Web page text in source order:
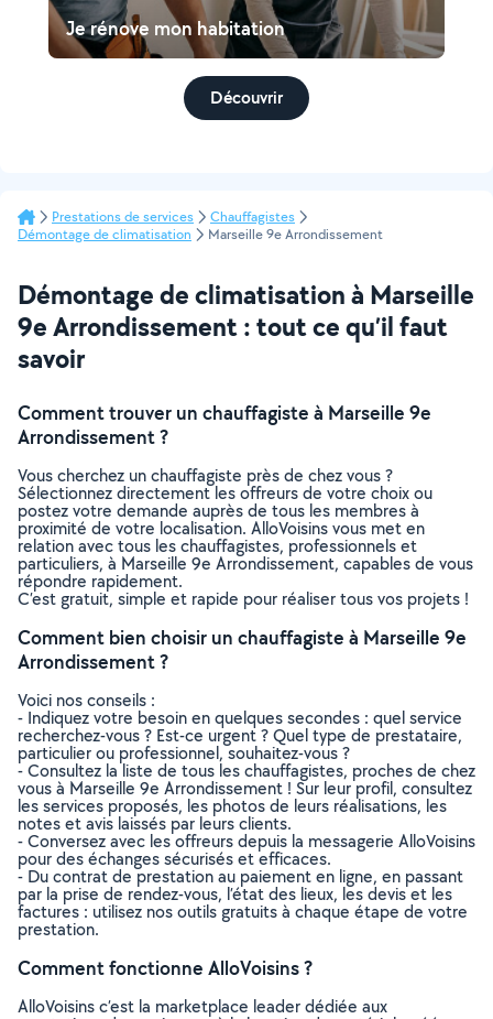
Je rénove mon habitation
Découvrir
Prestations de services
Chauffagistes
Démontage de climatisation
Marseille 9e Arrondissement
Démontage de climatisation à Marseille
9e Arrondissement : tout ce qu’il faut
savoir
Comment trouver un chauffagiste à Marseille 9e
Arrondissement ?
Vous cherchez un chauffagiste près de chez vous ?
Sélectionnez directement les offreurs de votre choix ou
postez votre demande auprès de tous les membres à
proximité de votre localisation. AlloVoisins vous met en
relation avec tous les chauffagistes, professionnels et
particuliers, à Marseille 9e Arrondissement, capables de vous
répondre rapidement.
C’est gratuit, simple et rapide pour réaliser tous vos projets !
Comment bien choisir un chauffagiste à Marseille 9e
Arrondissement ?
Voici nos conseils :
- Indiquez votre besoin en quelques secondes : quel service
recherchez-vous ? Est-ce urgent ? Quel type de prestataire,
particulier ou professionnel, souhaitez-vous ?
- Consultez la liste de tous les chauffagistes, proches de chez
vous à Marseille 9e Arrondissement ! Sur leur profil, consultez
les services proposés, les photos de leurs réalisations, les
notes et avis laissés par leurs clients.
- Conversez avec les offreurs depuis la messagerie AlloVoisins
pour des échanges sécurisés et efficaces.
- Du contrat de prestation au paiement en ligne, en passant
par la prise de rendez-vous, l’état des lieux, les devis et les
factures : utilisez nos outils gratuits à chaque étape de votre
prestation.
Comment fonctionne AlloVoisins ?
AlloVoisins c’est la marketplace leader dédiée aux